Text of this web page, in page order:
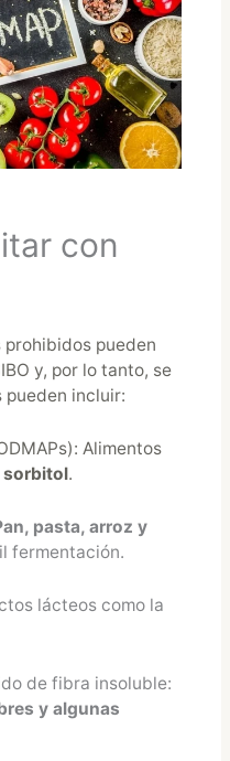
con
prohibidospueden
y, por lo tanto, se
pueden incluir:
Alimentos
sorbitol.
pasta, arroz y
fermentación.
lácteos como la
de fibra insoluble:
y algunas